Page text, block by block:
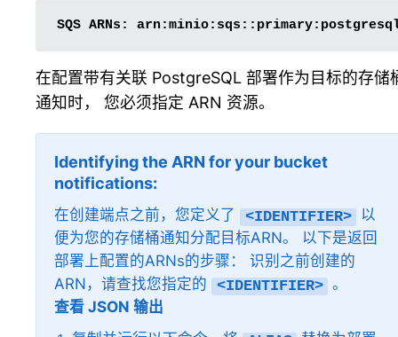
SQS ARNs:
在配置带有关联 PostgreSQL 部署作为目标的存储
通知时， 您必须指定 ARN 资源。
Identifying the ARN for your bucket
notifications
在创建端点之前，您定义了 <IDENTIFIER>
以
便为您的存储桶通知分配目标ARN。 以下是返回
部署上配置的ARNs的步骤： 识别之前创建的
ARN，请查找您指定的
<IDENTIFIER> 。
查看 JSON 输出